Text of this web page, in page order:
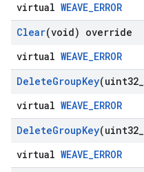
virtual WEAVE_ERROR
Clear(void) override
virtual WEAVE_ERROR
DeleteGroupKey(uint32
virtual WEAVE_ERROR
DeleteGroupKey(uint32
virtual WEAVE_ERROR